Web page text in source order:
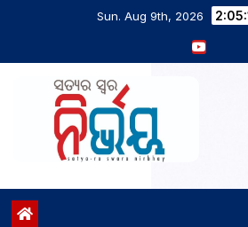
Sun. Aug 9th, 2026